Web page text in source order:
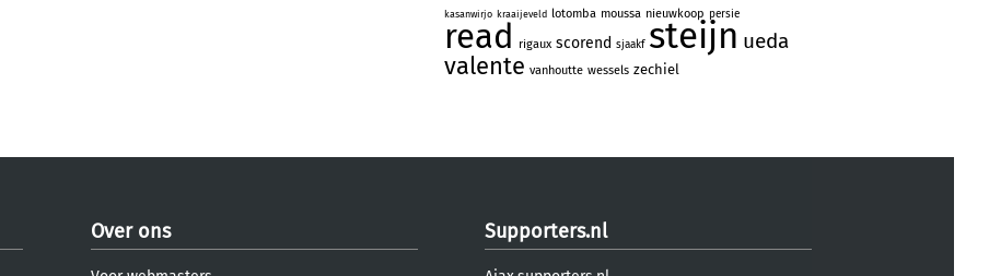
kasanwirjo kraaijeveld lotomba moussa nieuwkoop persie
read rigaux scorend sjaakf steijn ueda
valente vanhoutte wessels zechiel
Over ons Supporters.nl